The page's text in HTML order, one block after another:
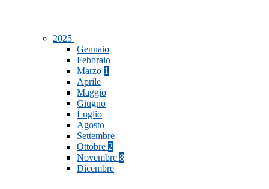
2025
Gennaio
Febbraio
Marzo 1
Aprile
Maggio
Giugno
Luglio
Agosto
Settembre
Ottobre 2
Novembre 8
Dicembre